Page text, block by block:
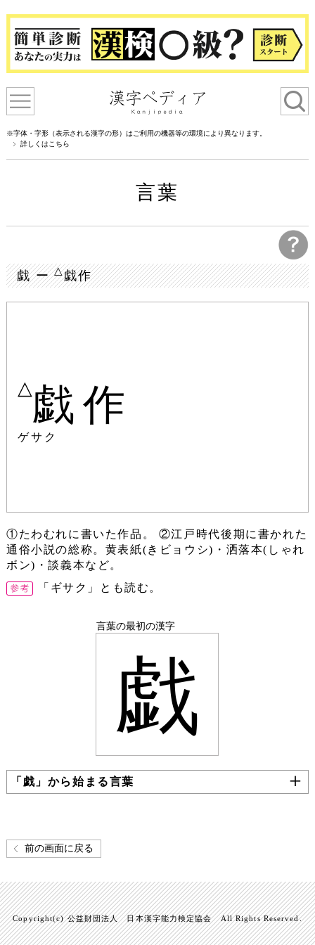
※字体・字形（表示される漢字の形）はご利用の機器等の環境により異なります。
詳しくはこちら
言葉
戯 ー△戯作
△戯作
ゲサク
①たわむれに書いた作品。 ②江戸時代後期に書かれた
通俗小説の総称。黄表紙(きビョウシ)・洒落本(しゃれ
ボン)・談義本など。
「ギサク」とも読む。
言葉の最初の漢字
戯
「戯」から始まる言葉
前の画面に戻る
Copyright(c) 公益財団法人 日本漢字能力検定協会 All Rights Reserved.